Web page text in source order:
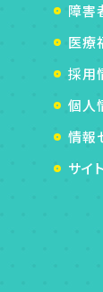
障害
医療
採用
個人
情報
サイ